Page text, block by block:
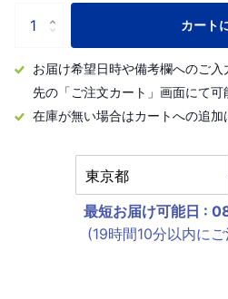
カート
お届け希望日時や備考欄へのご
先の「ご注文カート」画面にて可
在庫が無い場合はカートへの追加
最短お届け可能日 :
(19時間10分以内に